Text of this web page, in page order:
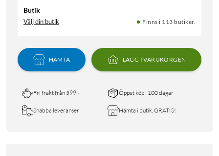
Butik
Välj din butik Finns i 113 butiker.
HÄMTA LÄGG I VARUKORGEN
Fri frakt från 599:- Öppet köp i 100 dagar
Snabba leveranser Hämta i butik, GRATIS!